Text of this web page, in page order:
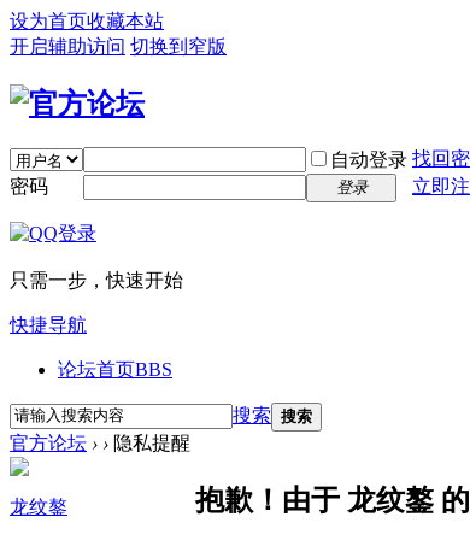
设为首页收藏本站
开启辅助访问 切换到窄版
自动登录 找回
密码
登录 立即
只需一步，快速开始
快捷导航
论坛首页BBS
搜索 搜索
官方论坛 › › 隐私提醒
龙纹鏊 抱歉！由于 龙纹鏊